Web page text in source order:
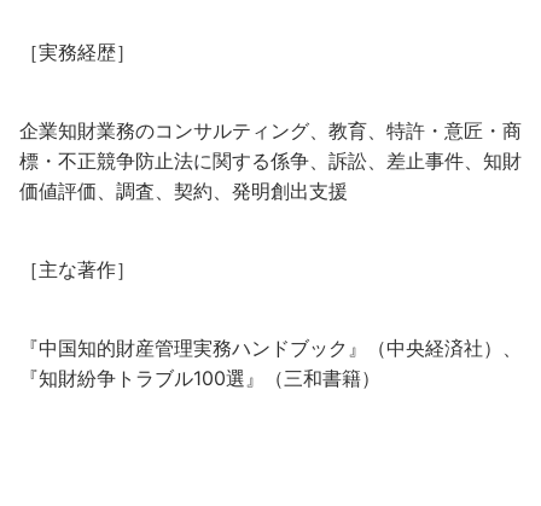
［実務経歴］
企業知財業務のコンサルティング、教育、特許・意匠・商
標・不正競争防止法に関する係争、訴訟、差止事件、知財
価値評価、調査、契約、発明創出支援
［主な著作］
『中国知的財産管理実務ハンドブック』（中央経済社）、
『知財紛争トラブル100選』（三和書籍）